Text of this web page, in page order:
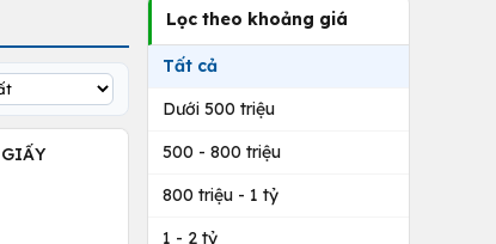
Lọc theo khoảng giá
Tất cả
Dưới 500 triệu
500 - 800 triệu
800 triệu - 1 tỷ
1 - 2 tỷ